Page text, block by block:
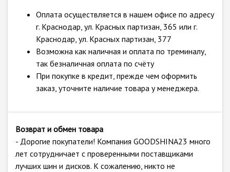
Оплата осуществляется в нашем офисе по адресу
г. Краснодар, ул. Красных партизан, 365 или г.
Краснодар, ул. Красных партизан, 377
Возможна как наличная и оплата по треминалу,
так безналичная оплата по счёту
При покупке в кредит, прежде чем оформить
заказ, уточните наличие товара у менеджера.
Возврат и обмен товара
- Дорогие покупатели! Компания GOODSHINA23 много
лет сотрудничает с проверенными поставщиками
лучших шин и дисков. К сожалению, никто не